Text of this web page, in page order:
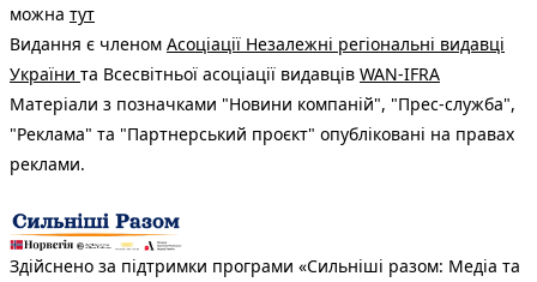
можна тут
Видання є членом Асоціації Незалежні регіональні видавці
України та Всесвітньої асоціації видавців WAN-IFRA
Матеріали з позначками "Новини компаній", "Прес-служба",
"Реклама" та "Партнерський проєкт" опубліковані на правах
реклами.
Здійснено за підтримки програми «Сильніші разом: Медіа та